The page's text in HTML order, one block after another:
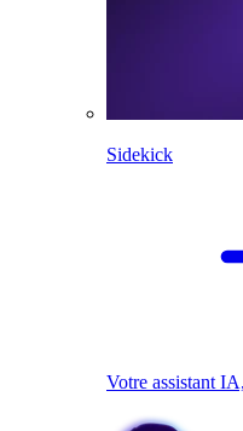
Sidekick
Votre assistant